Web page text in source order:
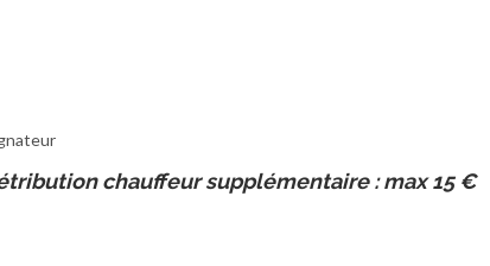
chauffeur supplémentaire : max 15 €